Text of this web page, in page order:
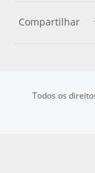
Compartilhar
Todos os